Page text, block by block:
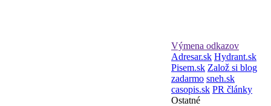
Výmena odkazov
Adresar.sk Hydrant.sk
Pisem.sk Založ si blog
zadarmo sneh.sk
casopis.sk PR články
Ostatné